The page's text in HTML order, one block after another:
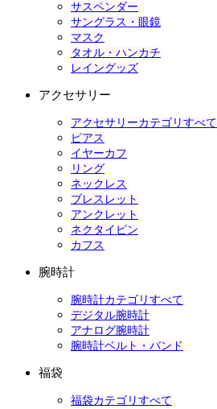
サスペンダー
サングラス・眼鏡
マスク
タオル・ハンカチ
レイングッズ
アクセサリー
アクセサリーカテゴリすべて
ピアス
イヤーカフ
リング
ネックレス
ブレスレット
アンクレット
ネクタイピン
カフス
腕時計
腕時計カテゴリすべて
デジタル腕時計
アナログ腕時計
腕時計ベルト・バンド
福袋
福袋カテゴリすべて